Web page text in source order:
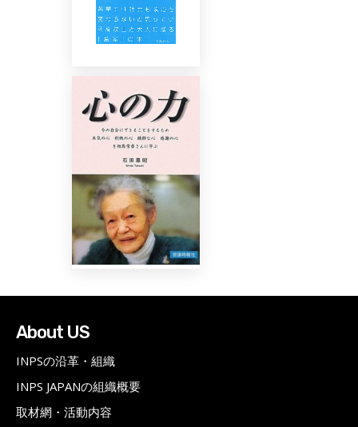
About US
INPSの沿革・組織
INPS JAPANの組織概要
取材網・活動内容